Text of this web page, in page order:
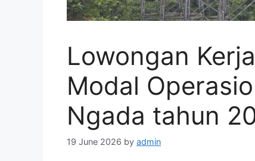
Lowongan
Modal
Ngada tahun
19 June 2026 by admin